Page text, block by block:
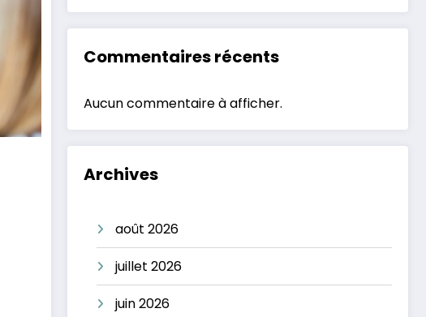
Commentaires récents
Aucun commentaire à afficher.
Archives
août 2026
juillet 2026
juin 2026